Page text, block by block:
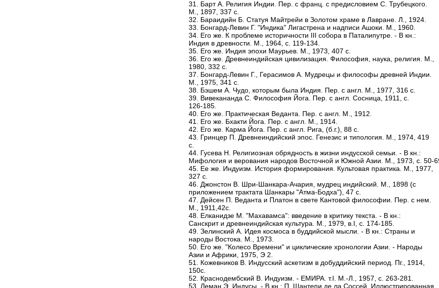
31. Барт А. Религия Индии. Пер. с франц. с предисловием С. Трубецкого.
М., 1897, 337 с.
32. Бараидийн Б. Статуя Майтрейи в Золотом храме в Лавране. Л., 1924.
33. Бонгард-Левин Г. "Индика" Лигастрена и надписи Ашоки. М., 1960.
34. Его же. К проблеме историчности III собора в Паталипутре. - В кн.:
Индия в древности. М., 1964, с. 119-134.
35. Его же. Индия эпохи Маурьев. М., 1973, 407 с.
36. Его же. Древнеиндийская цивилизация. Философия, наука, религия. М.,
1980, 332 с.
37. Бонгард-Левин Г., Герасимов А. Мудрецы и философы древней Индии.
М., 1975, 341 с.
38. Бэшем А. Чудо, которым была Индия. Пер. с англ. М., 1977, 316 с.
39. Вивекананда С. Философия Йога. Пер. с англ. Сосница, 1911, с.
126-185.
40. Его же. Практическая Веданта. Пер. с англ. М., 1912.
41. Его же. Бхакти Йога. Пер. с англ. М., 1914.
42. Его же. Карма Йога. Пер. с англ. Рига, (б.г.), 88 с.
43. Гринцер П. Древнеиндийский эпос. Генезис и типология. М., 1974, 419
с.
44. Гусева Н. Религиозная обрядность в жизни индусской семьи. - В кн.:
Мифология и верования народов Восточной и Южной Азии. М., 1973, с. 50-
45. Ее же. Индуизм. История формирования. Культовая практика. М., 1977,
327 с.
46. Джонстон В. Шри-Шанкара-Ачария, мудрец индийский. М., 1898 (с
приложением трактата Шанкары "Атма-Бодха"), 47 с.
47. Дейсен П. Веданта и Платон в свете Кантовой философии. Пер. с нем.
М., 1911,42с.
48. Елканидзе М. "Махавамса": введение в критику текста. - В кн.:
Санскрит и древнеиндийская культура. М., 1979, в.I, с. 174-185.
49. Зелинский А. Идея космоса в буддийской мысли. - В кн.: Страны и
народы Востока. М., 1973.
50. Его же. "Колесо Времени" и циклические хронологии Азии. - Народы
Азии и Африки, 1975, Э 2.
51. Кожевников В. Индусский аскетизм в добуддийский период. Пг., 1914,
150с.
52. Краснодембский В. Индуизм. - ЕМИРА. т.I. М.-Л., 1957, с. 263-281.
53. Леман Э. Индусы. - В кн.: П. Шантепи де ла Соссей. Иллюстрированная